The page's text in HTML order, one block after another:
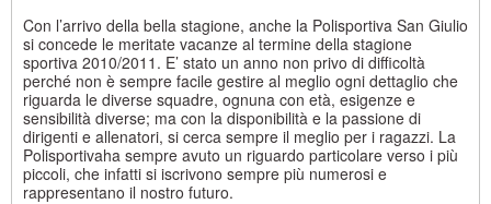
Con l’arrivo della bella stagione, anche la Polisportiva San Giulio
si concede le meritate vacanze al termine della stagione
sportiva 2010/2011. E’ stato un anno non privo di difficoltà
perché non è sempre facile gestire al meglio ogni dettaglio che
riguarda le diverse squadre, ognuna con età, esigenze e
sensibilità diverse; ma con la disponibilità e la passione di
dirigenti e allenatori, si cerca sempre il meglio per i ragazzi. La
Polisportivaha sempre avuto un riguardo particolare verso i più
piccoli, che infatti si iscrivono sempre più numerosi e
rappresentano il nostro futuro.